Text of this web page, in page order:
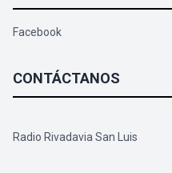
Facebook
CONTÁCTANOS
Radio Rivadavia San Luis